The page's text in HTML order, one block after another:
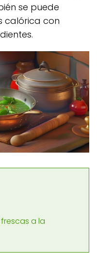
se puede
calórica con
a la